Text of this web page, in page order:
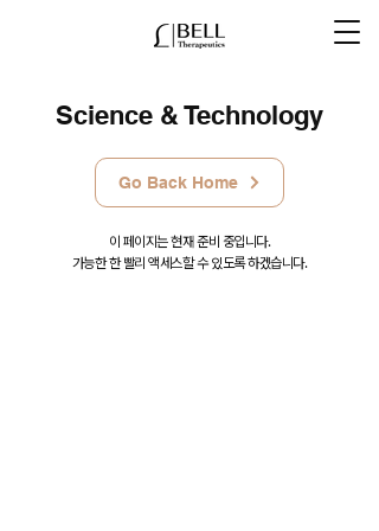
Science & Technology
Go Back Home
이 페이지는 현재 준비 중입니다.
가능한 한 빨리 액세스할 수 있도록 하겠습니다.